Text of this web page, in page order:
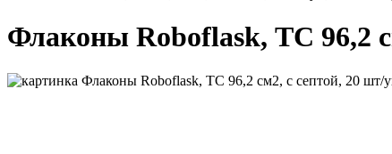
Флаконы Roboflask, ТС 96,2